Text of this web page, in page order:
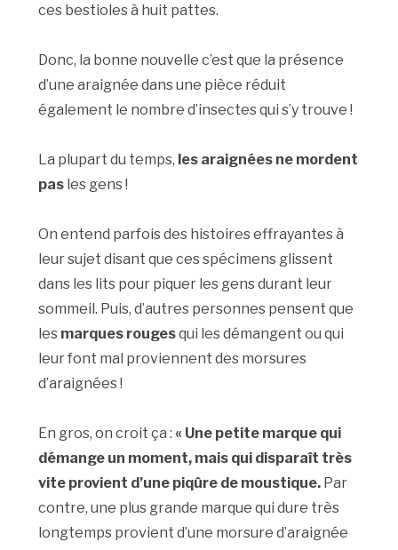
ces bestioles à huit pattes.
Donc, la bonne nouvelle c’est que la présence
d’une araignée dans une pièce réduit
également le nombre d’insectes qui s’y trouve !
La plupart du temps, les araignées ne mordent
pas les gens !
On entend parfois des histoires effrayantes à
leur sujet disant que ces spécimens glissent
dans les lits pour piquer les gens durant leur
sommeil. Puis, d’autres personnes pensent que
les marques rougesqui les démangent ou qui
leur font mal proviennent des morsures
d’araignées !
En gros, on croit ça :« Une petite marque qui
démange un moment, mais qui disparaît très
vite provient d’une piqûre de moustique. Par
contre, une plus grande marque qui dure très
longtemps provient d’une morsure d’araignée